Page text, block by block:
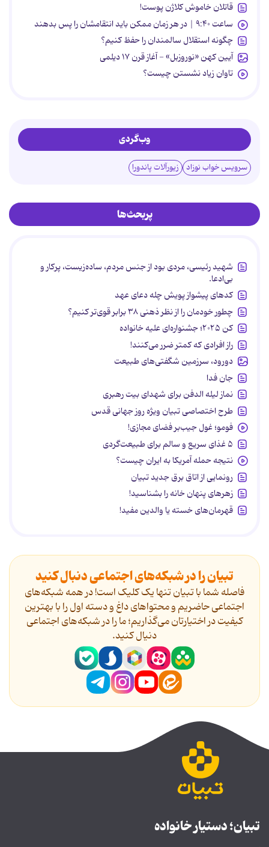
قاتلان خاموش کلاژن پوست!
ساعت ۹:۴۰ | در هر زمان ممکن باید انتقامشان را پس بدهند
چگونه استقلال سالمندان را حفظ کنیم؟
آیین کهن «نوروزبل» - آغاز قرن ۱۷ دیلمی
تاوان زیاد نشستن چیست؟
وب‌گردی
سرویس خواب نوزاد زیورآلات پاندورا
پربحث‌ها
شهید رئیسی، مردی بود از جنس مردم، ساده‌زیست، پرکار و
بی‌ادعا.
کدهای پیشواز پویش چله دعای عهد
چطور خودمان را از نظر ذهنی ۳۸ برابر قوی‌تر کنیم؟
کن ۲۰۲۵؛ جشنواره‌ای علیه خانواده
راز افرادی که کمتر ضرر می‌کنند!
دورود، سرزمین شگفتی‌های طبیعت
جان فدا
نماز لیله الدفن برای شهدای بیت رهبری
طرح اختصاصی تبیان ویژه روز جهانی قدس
فومو؛ غول جیب‌بر فضای مجازی!
۵ غذای سریع و سالم برای طبیعت‌گردی
نتیجه حمله آمریکا به ایران چیست؟
رونمایی از اتاق برق جدید تبیان
زهرهای پنهان خانه را بشناسید!
قهرمان‌های خسته یا والدین مفید!
تبیان را در شبکه‌های اجتماعی دنبال کنید
فاصله شما با تبیان تنها یک کلیک است! در همه شبکه‌های
اجتماعی حاضریم و محتواهای داغ و دسته اول را با بهترین
کیفیت در اختیارتان می‌گذاریم؛ ما را در شبکه‌های اجتماعی
دنیال کنید.
تبیان؛ دستیار خانواده